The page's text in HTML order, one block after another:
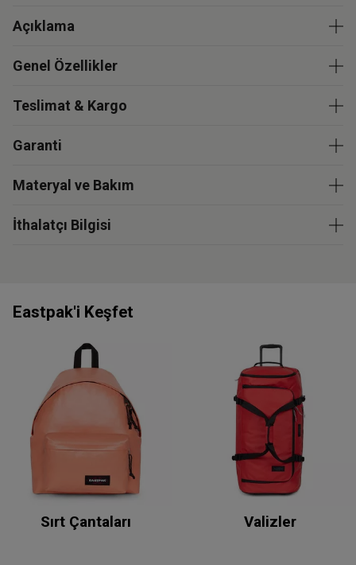
Açıklama
Genel Özellikler
Teslimat & Kargo
Garanti
Materyal ve Bakım
İthalatçı Bilgisi
Eastpak'i Keşfet
Sırt Çantaları Valizler